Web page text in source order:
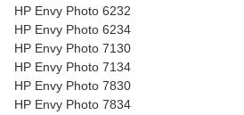
HP Envy Photo 6232
HP Envy Photo 6234
HP Envy Photo 7130
HP Envy Photo 7134
HP Envy Photo 7830
HP Envy Photo 7834